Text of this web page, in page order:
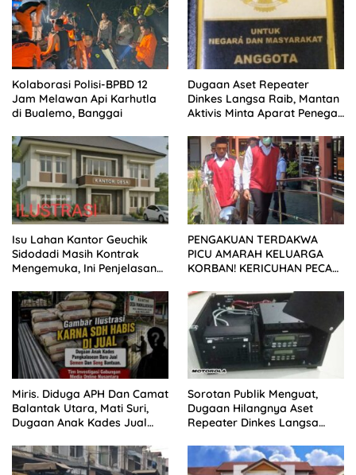
Kolaborasi Polisi-BPBD 12
Jam Melawan Api Karhutla
di Bualemo, Banggai
Dugaan Aset Repeater
Dinkes Langsa Raib, Mantan
Aktivis Minta Aparat Penegak
Isu Lahan Kantor Geuchik
Sidodadi Masih Kontrak
Mengemuka, Ini Penjelasan
PENGAKUAN TERDAKWA
PICU AMARAH KELUARGA
KORBAN! KERICUHAN PECAH
DITUNDA
Miris. Diduga APH Dan Camat
Balantak Utara, Mati Suri,
Dugaan Anak Kades Jual
Sorotan Publik Menguat,
Dugaan Hilangnya Aset
Repeater Dinkes Langsa